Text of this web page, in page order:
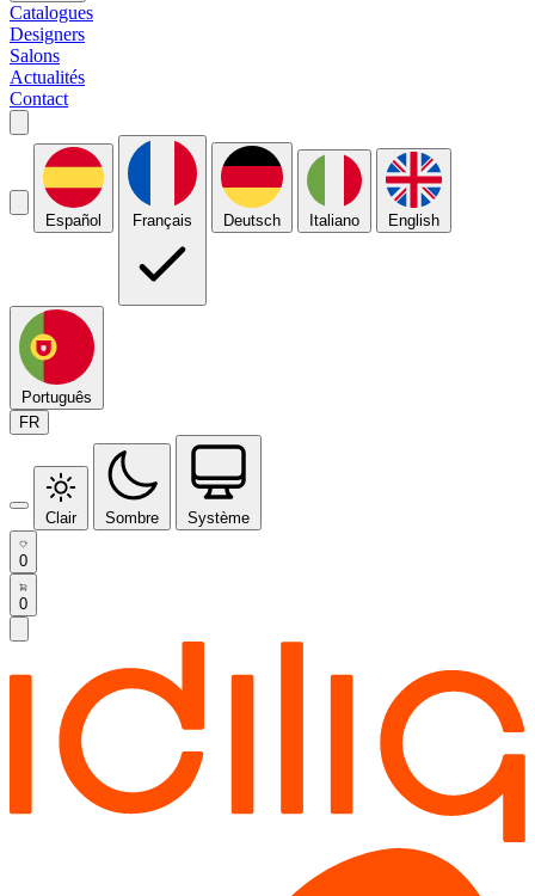
Catalogues
Designers
Salons
Actualités
Contact
Español Français Deutsch Italiano English
Português
FR
Clair Sombre Système
0
0